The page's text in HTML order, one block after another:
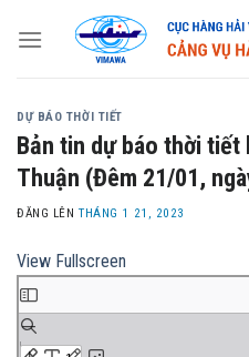
DỰ BÁO THỜI TIẾT
Bản tin dự báo thời
Thuận (Đêm 21/01,
ĐĂNG LÊNTHÁNG 1 21, 2023
View Fullscreen